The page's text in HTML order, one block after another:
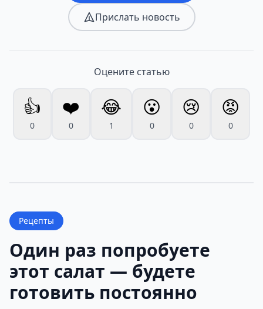
Прислать новость
Оцените статью
👍
0
❤️
0
😂
1
😮
0
😢
0
😡
0
Рецепты
Один раз попробуете
этот салат — будете
готовить постоянно